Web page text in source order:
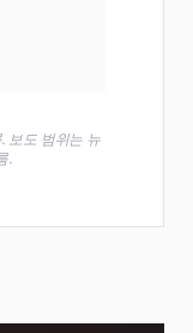
보도 범위는 뉴
.